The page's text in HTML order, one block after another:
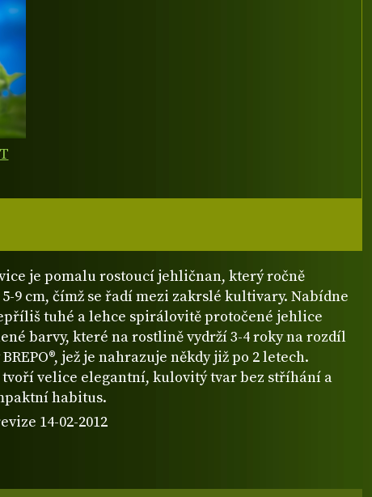
je pomalu rostoucí jehličnan, který ročně
9 cm, čímž se řadí mezi zakrslé kultivary. Nabídne
tuhé a lehce spirálovitě protočené jehlice
barvy, které na rostlině vydrží 3-4 roky na rozdíl
jež je nahrazuje někdy již po 2 letech.
tvoří velice elegantní, kulovitý tvar bez stříhání a
habitus.
14-02-2012